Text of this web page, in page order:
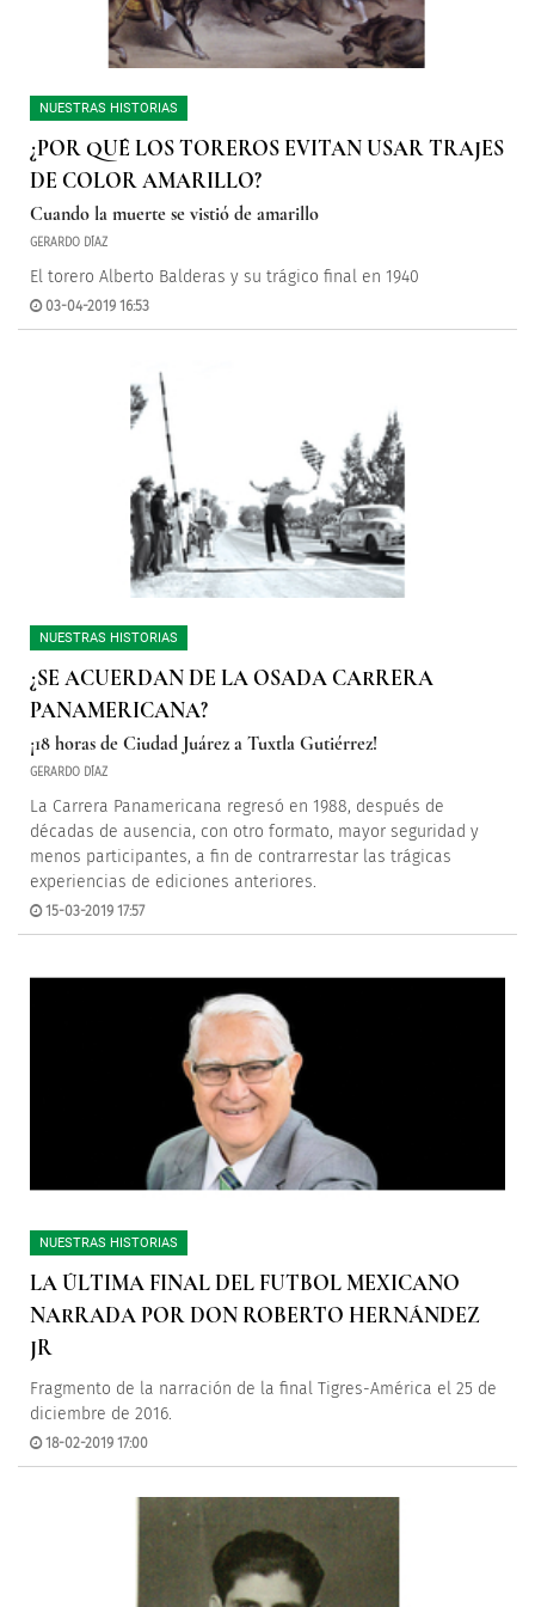
NUESTRAS HISTORIAS
¿POR QUÉ LOS TOREROS EVITAN USAR TRAJES
DE COLOR AMARILLO?
Cuando la muerte se vistió de amarillo
GERARDO DÍAZ
El torero Alberto Balderas y su trágico final en 1940
03-04-2019 16:53
NUESTRAS HISTORIAS
¿SE ACUERDAN DE LA OSADA CARRERA
PANAMERICANA?
¡18 horas de Ciudad Juárez a Tuxtla Gutiérrez!
GERARDO DÍAZ
La Carrera Panamericana regresó en 1988, después de
décadas de ausencia, con otro formato, mayor seguridad y
menos participantes, a fin de contrarrestar las trágicas
experiencias de ediciones anteriores.
15-03-2019 17:57
NUESTRAS HISTORIAS
LA ÚLTIMA FINAL DEL FUTBOL MEXICANO
NARRADA POR DON ROBERTO HERNÁNDEZ
JR
Fragmento de la narración de la final Tigres-América el 25 de
diciembre de 2016.
18-02-2019 17:00